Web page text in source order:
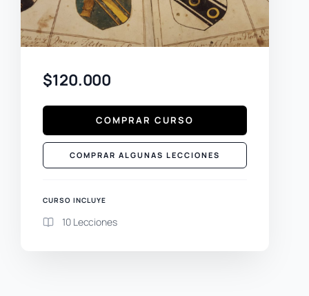
$120.000
COMPRAR CURSO
COMPRAR ALGUNAS LECCIONES
CURSO INCLUYE
10 Lecciones